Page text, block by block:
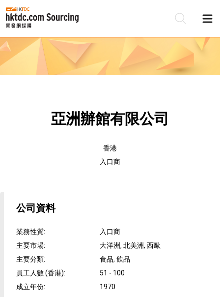
亞洲辦館有限公司
香港
入口商
公司資料
業務性質:
入口商
主要市場:
大洋洲, 北美洲, 西歐
主要分類:
食品, 飲品
員工人數 (香港):
51 - 100
成立年份: 1970